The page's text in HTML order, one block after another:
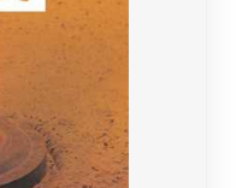
ادیان و اساطیر